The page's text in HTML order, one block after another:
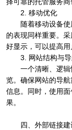
2. 移动优化
随着移动设备
的表现同样重要。
好显示，可以提高用
3. 网站结构与
一个清晰、逻
览。确保网站的导
信息。同时，使用
果。
四、外部链接建